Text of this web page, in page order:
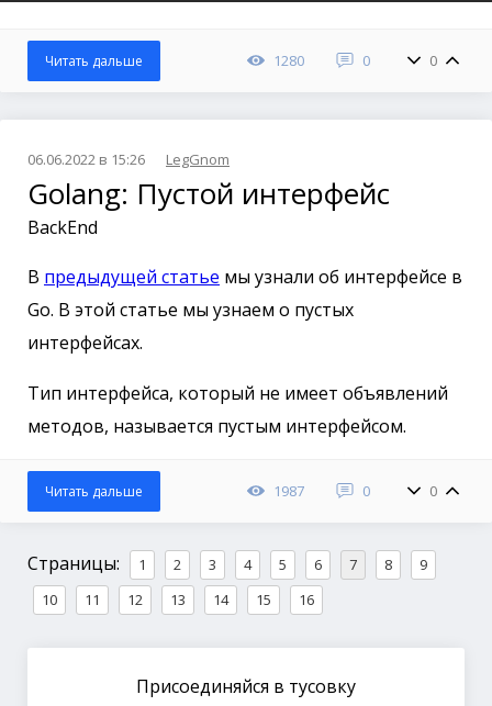
1280 0 0
Читать дальше
06.06.2022 в 15:26 LegGnom
Golang: Пустой интерфейс
BackEnd
В предыдущей статье мы узнали об интерфейсе в
Go. В этой статье мы узнаем о пустых
интерфейсах.
Тип интерфейса, который не имеет объявлений
методов, называется пустым интерфейсом.
1987 0 0
Читать дальше
Страницы: 1 2 3 4 5 6 7 8
9
10
11 12 13 14 15 16
Присоединяйся в тусовку